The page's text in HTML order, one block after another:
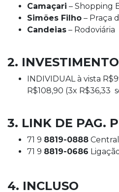
Camaçari – Shopping
Simões Filho – Praça
Candeias – Rodoviária
2. INVESTIMENTO
INDIVIDUAL à vista
R$108,90 (3x R$36,33
3. LINK DE PAG.
71 9 8819-0888
71 9 8819-0686
4. INCLUSO